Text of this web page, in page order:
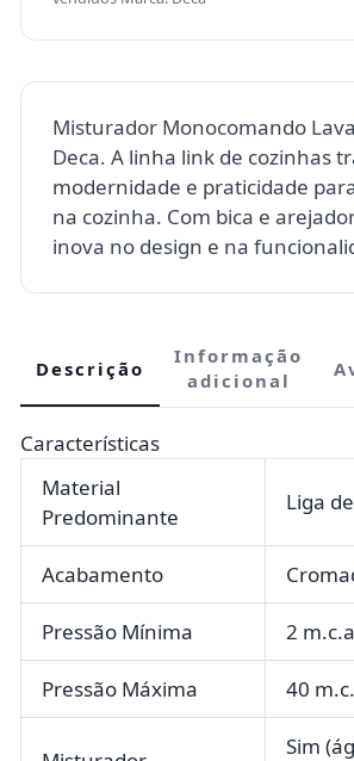
Misturador Monocomando
Deca. A linha link de cozinhas
modernidade e praticidade
na cozinha. Com bica e
inova no design e na
Descrição
Informação
adicional
Características
Material
Predominante
Liga
Acabamento
Pressão Mínima 2 m.c.a
Pressão Máxima 40
Sim